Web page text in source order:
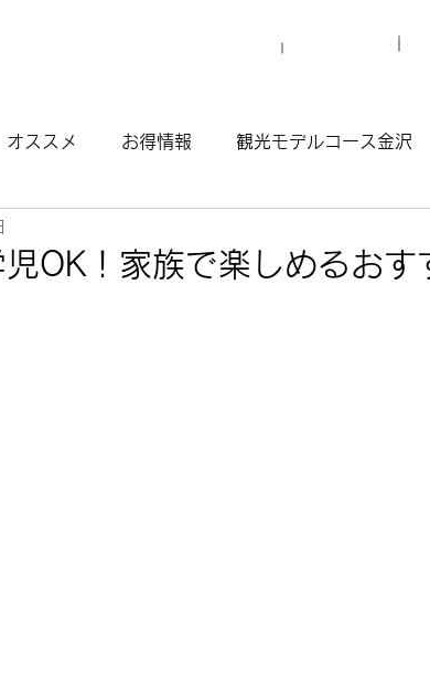
オススメ お得情報 観光モデルコース金沢
モデルコース渋谷原宿
児OK！家族で楽しめるおす